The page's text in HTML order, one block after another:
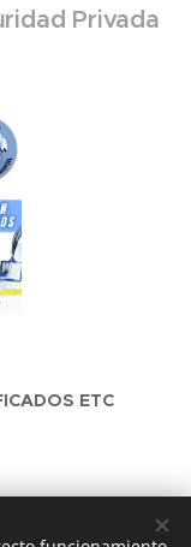
Privada
ETC